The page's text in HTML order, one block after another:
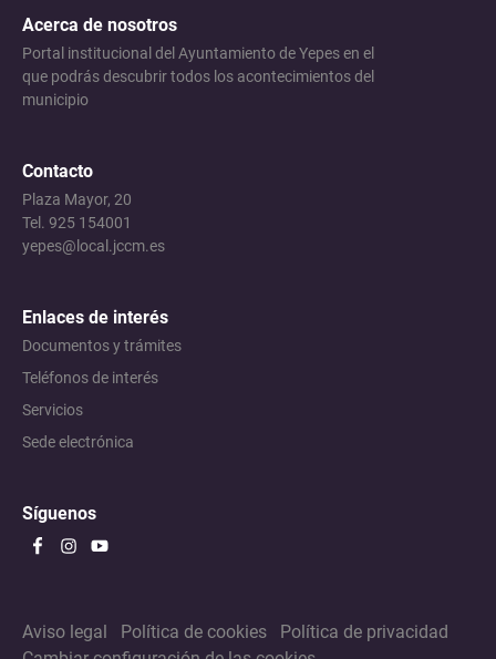
Acerca de nosotros
Portal institucional del Ayuntamiento de Yepes en el
que podrás descubrir todos los acontecimientos del
municipio
Contacto
Plaza Mayor, 20
Tel. 925 154001
yepes@local.jccm.es
Enlaces de interés
Documentos y trámites
Teléfonos de interés
Servicios
Sede electrónica
Síguenos
Aviso legal Política de cookies
Política de privacidad